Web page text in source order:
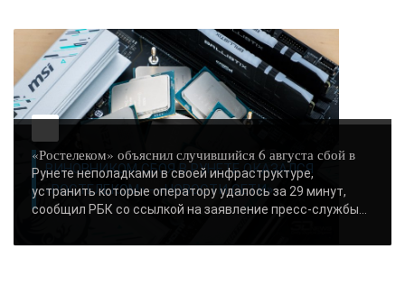
ВИНОВНИКОМ СБОЯ В РУНЕТЕ ОКАЗАЛСЯ
«РОСТЕЛЕКОМ» - «НОВОСТИ СЕТИ»..
«Ростелеком» объяснил случившийся 6 августа сбой в
Рунете неполадками в своей инфраструктуре,
устранить которые оператору удалось за 29 минут,
сообщил РБК со ссылкой на заявление пресс-службы...